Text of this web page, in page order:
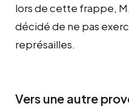
lors de cette frappe,
décidé de ne pas
représailles.
Vers une autre